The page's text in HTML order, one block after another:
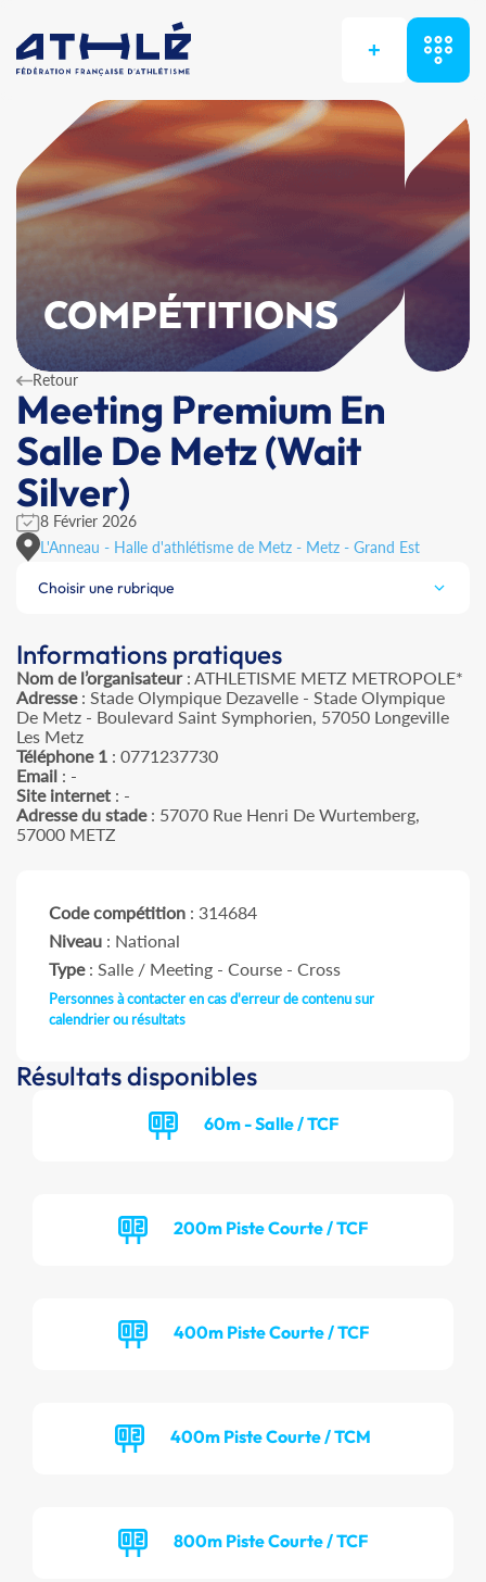
+
COMPÉTITIONS
Retour
Meeting Premium En
Salle De Metz (Wait
Silver)
8 Février 2026
L'Anneau - Halle d'athlétisme de Metz - Metz - Grand Est
Choisir une rubrique
Informations pratiques
Nom de l’organisateur: ATHLETISME METZ METROPOLE*
Adresse: Stade Olympique Dezavelle - Stade Olympique
De Metz - Boulevard Saint Symphorien, 57050 Longeville
Les Metz
Téléphone 1 : 0771237730
Email : -
Site internet : -
Adresse du stade: 57070 Rue Henri De Wurtemberg,
57000 METZ
Code compétition : 314684
Niveau : National
Type: Salle / Meeting - Course - Cross
Personnes à contacter en cas d'erreur de contenu sur
calendrier ou résultats
Résultats disponibles
60m - Salle / TCF
200m Piste Courte / TCF
400m Piste Courte / TCF
400m Piste Courte / TCM
800m Piste Courte / TCF